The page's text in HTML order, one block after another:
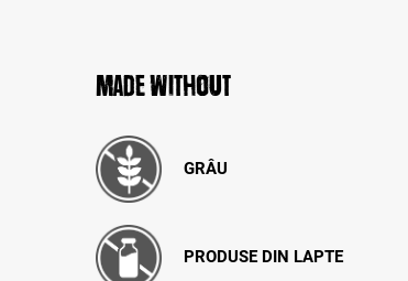
Made without
GRÂU
PRODUSE DIN LAPTE